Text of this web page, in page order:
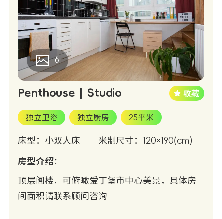
6
Penthouse | Studio
独立卫浴 独立厨房 25平米
床型：小双人床 米制尺寸：120×190(cm)
房型介绍：
顶层阁楼，可俯瞰爱丁堡市中心美景，具体房
间面积请联系顾问咨询